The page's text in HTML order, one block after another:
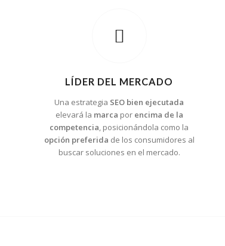
LÍDER DEL MERCADO
Una estrategia SEO bien ejecutada
elevará la marca por encima de la
competencia , posicionándola como la
opción preferida de los consumidores al
buscar soluciones en el mercado.